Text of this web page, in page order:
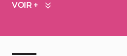
VOIR +